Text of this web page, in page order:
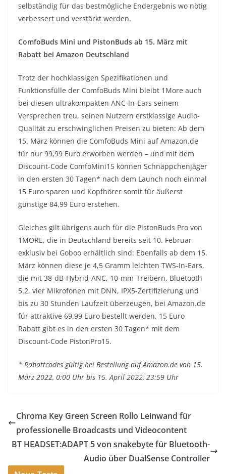
selbständig für das bestmögliche Endergebnis wo nötig
verbessert und verstärkt werden.
ComfoBuds Mini und PistonBuds ab 15. März mit
Rabatt bei Amazon Deutschland
Trotz der hochklassigen Spezifikationen und
Funktionsfülle der ComfoBuds Mini bleibt 1More auch
bei diesen ultrakompakten ANC-In-Ears seinem
Versprechen treu, seinen Nutzern erstklassige Audio-
Qualität zu erschwinglichen Preisen zu bieten: Ab dem
15. März können die ComfoBuds Mini auf Amazon.de
für nur 99,99 Euro erworben werden – und mit dem
Discount-Code ComfoMini15 können Schnäppchenjäger
in den ersten 30 Tagen* nach dem Launch noch einmal
15 Euro sparen und Kopfhörer somit für äußerst
günstige 84,99 Euro erstehen.
Gleiches gilt übrigens auch für die PistonBuds Pro von
1MORE, die in Deutschland bereits seit 10. Februar
exklusiv bei Goboo erhältlich sind: Ebenfalls ab dem 15.
März können diese je 4,5 Gramm leichten TWS-In-Ears,
die mit 38-dB-Hybrid-ANC, 10-mm-Treibern, Bluetooth
5.2, vier Mikrofonen mit DNN, IPX5-Zertifizierung und
bis zu 30 Stunden Laufzeit überzeugen, bei Amazon.de
für attraktive 69,99 Euro bestellt werden, 15 Euro
Rabatt gibt es in den ersten 30 Tagen* mit dem
Discount-Code PistonPro15.
* Rabattcodes gültig bei Bestellung auf Amazon.de von 15.
März 2022, 0:00 Uhr bis 15. April 2022, 23:59 Uhr
Chroma Key Green Screen Rollo Leinwand für
professionelle Broadcasts und Videocontent
BT HEADSET:ADAPT 5 von snakebyte für Bluetooth-
Audio über DualSense Controller